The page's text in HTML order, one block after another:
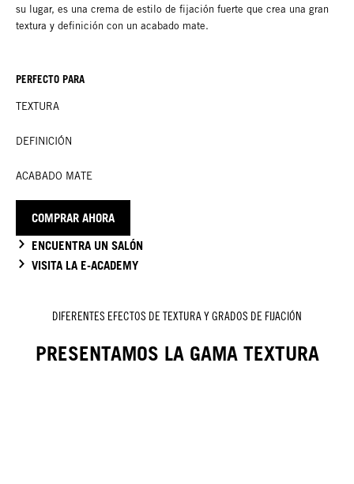
su lugar, es una crema de estilo de fijación fuerte que crea una gran
textura y definición con un acabado mate.
PERFECTO PARA
TEXTURA
DEFINICIÓN
ACABADO MATE
COMPRAR AHORA
ENCUENTRA UN SALÓN
VISITA LA E-ACADEMY
DIFERENTES EFECTOS DE TEXTURA Y GRADOS DE FIJACIÓN
PRESENTAMOS LA GAMA TEXTURA